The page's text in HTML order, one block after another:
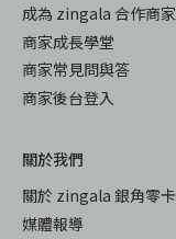
成為 zingala 合作商家
商家成長學堂
商家常見問與答
商家後台登入
關於我們
關於 zingala 銀角零卡
媒體報導